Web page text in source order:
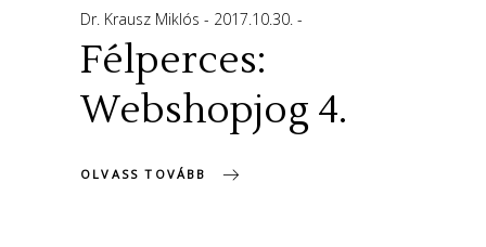
Dr. Krausz Miklós 2017.10.30.
Félperces:
Webshopjog 4.
OLVASS TOVÁBB